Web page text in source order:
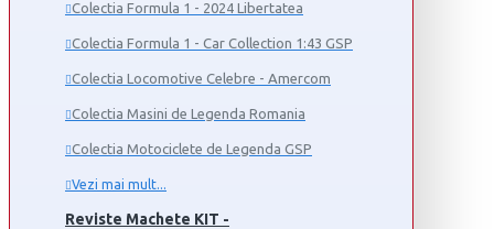
Colectia Formula 1 - 2024 Libertatea
Colectia Formula 1 - Car Collection 1:43 GSP
Colectia Locomotive Celebre - Amercom
Colectia Masini de Legenda Romania
Colectia Motociclete de Legenda GSP
Vezi mai mult...
Reviste Machete KIT -